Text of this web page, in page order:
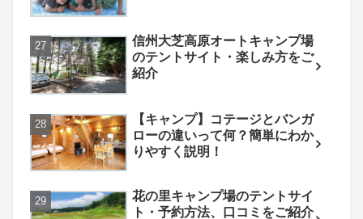
信州大芝高原オートキャンプ場
のテントサイト・楽しみ方をご
紹介
【キャンプ】コテージとバンガ
ローの違いって何？簡単にわか
りやすく説明！
花の里キャンプ場のテントサイ
ト・予約方法、口コミをご紹介